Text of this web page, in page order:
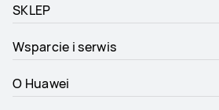
SKLEP
Wsparcie i serwis
O Huawei